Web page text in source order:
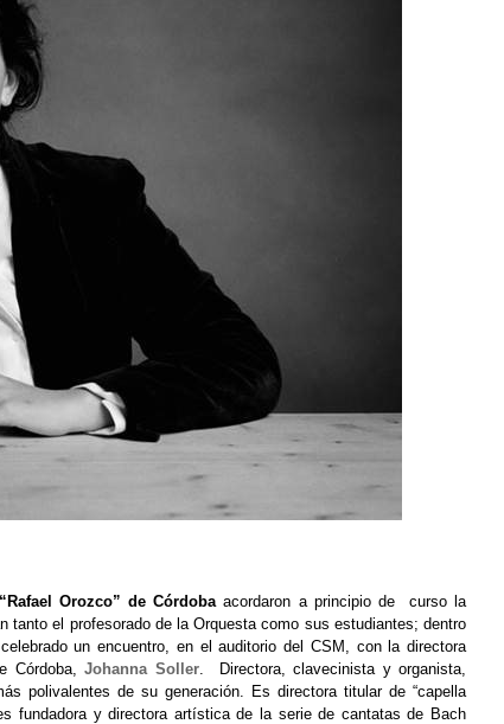
Orozco” de Córdobaacordaron a principio de curso la
el profesorado de la Orquesta como sus estudiantes; dentro
un encuentro, en el auditorio del CSM, con la directora
Córdoba,Johanna Soller. Directora, clavecinista y organista,
polivalentes de su generación. Es directora titular de “capella
fundadora y directora artística de la serie de cantatas de Bach